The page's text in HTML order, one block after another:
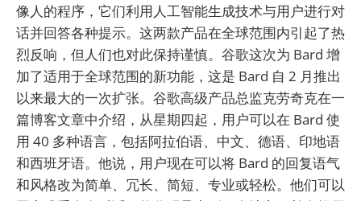
像人的程序，它们利用人工智能生成技术与用户进行对
话并回答各种提示。这两款产品在全球范围内引起了热
烈反响，但人们也对此保持谨慎。谷歌这次为 Bard 增
加了适用于全球范围的新功能，这是 Bard 自 2 月推出
以来最大的一次扩张。谷歌高级产品总监克劳奇克在一
篇博客文章中介绍，从星期四起，用户可以在 Bard 使
用 40 多种语言，包括阿拉伯语、中文、德语、印地语
和西班牙语。他说，用户现在可以将 Bard 的回复语气
和风格改为简单、冗长、简短、专业或轻松。他们可以